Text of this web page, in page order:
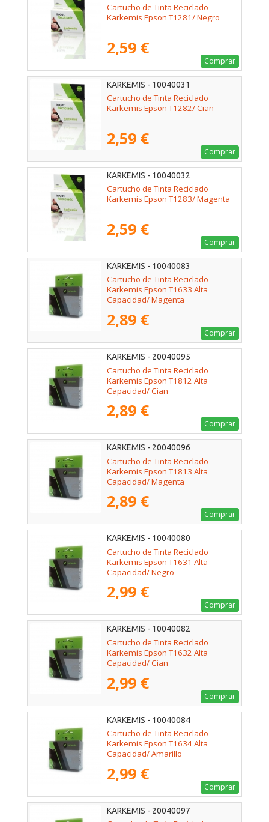
Cartucho de Tinta Reciclado
Karkemis Epson T1281/ Negro
2,59 €
Comprar
KARKEMIS - 10040031
Cartucho de Tinta Reciclado
Karkemis Epson T1282/ Cian
2,59 €
Comprar
KARKEMIS - 10040032
Cartucho de Tinta Reciclado
Karkemis Epson T1283/ Magenta
2,59 €
Comprar
KARKEMIS - 10040083
Cartucho de Tinta Reciclado
Karkemis Epson T1633 Alta
Capacidad/ Magenta
2,89 €
Comprar
KARKEMIS - 20040095
Cartucho de Tinta Reciclado
Karkemis Epson T1812 Alta
Capacidad/ Cian
2,89 €
Comprar
KARKEMIS - 20040096
Cartucho de Tinta Reciclado
Karkemis Epson T1813 Alta
Capacidad/ Magenta
2,89 €
Comprar
KARKEMIS - 10040080
Cartucho de Tinta Reciclado
Karkemis Epson T1631 Alta
Capacidad/ Negro
2,99 €
Comprar
KARKEMIS - 10040082
Cartucho de Tinta Reciclado
Karkemis Epson T1632 Alta
Capacidad/ Cian
2,99 €
Comprar
KARKEMIS - 10040084
Cartucho de Tinta Reciclado
Karkemis Epson T1634 Alta
Capacidad/ Amarillo
2,99 €
Comprar
KARKEMIS - 20040097